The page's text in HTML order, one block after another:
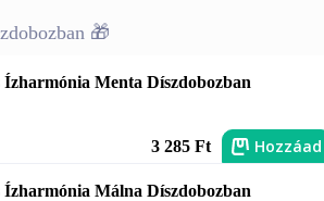
🎁
Ízharmónia Menta Díszdobozban
3 285 Ft Hozzáad
Ízharmónia Málna Díszdobozban